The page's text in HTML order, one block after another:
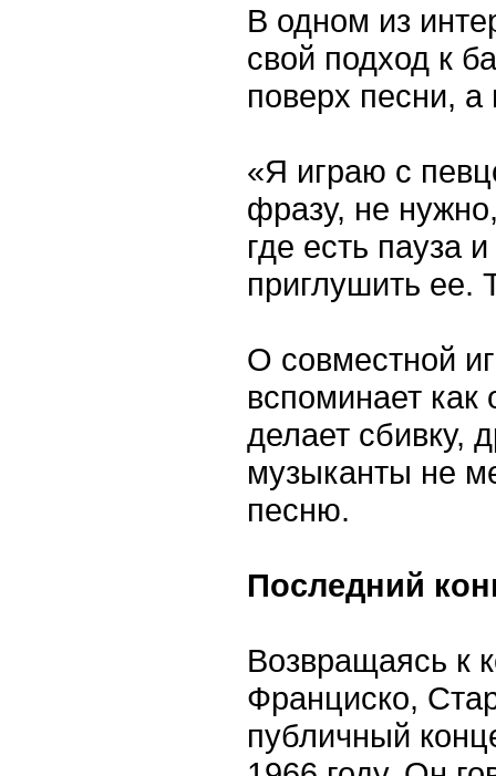
В одном из
свой подход к
поверх песни,
«Я играю с
фразу, не
где есть пауза
приглушить ее.
О совместной
вспоминает
делает сбивку,
музыканты не
песню.
Последний
Возвращаясь к
Франциско,
публичный